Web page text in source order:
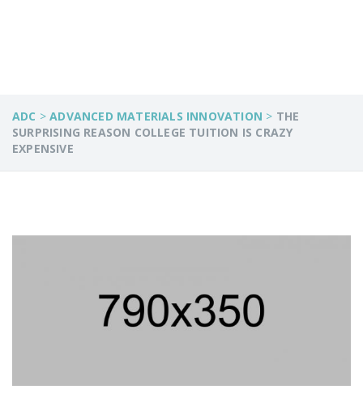
ADC >ADVANCED MATERIALS INNOVATION > THE
SURPRISING REASON COLLEGE TUITION IS CRAZY
EXPENSIVE